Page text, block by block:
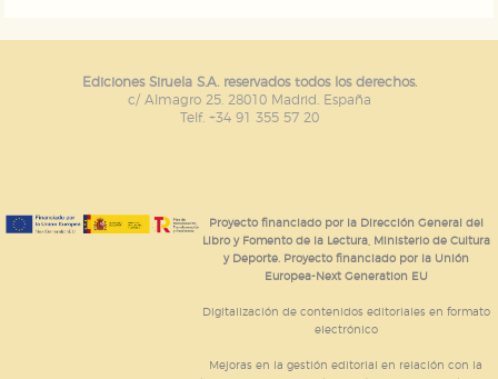
Ediciones Siruela S.A. reservados todos los derechos.
c/ Almagro 25. 28010 Madrid. España
Telf. +34 91 355 57 20
Proyecto financiado por la Dirección General del
Libro y Fomento de la Lectura, Ministerio de Cultura
y Deporte. Proyecto financiado por la Unión
Europea-Next Generation EU
Digitalización de contenidos editoriales en formato
electrónico
Mejoras en la gestión editorial en relación con la